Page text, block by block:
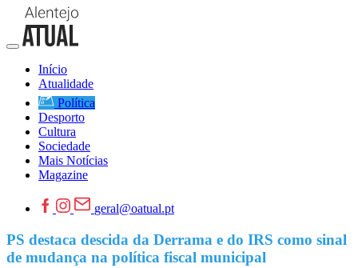
Início
Atualidade
Política
Desporto
Cultura
Sociedade
Mais Notícias
Magazine
geral@oatual.pt
PS destaca descida da Derrama e do IRS como sinal
de mudança na política fiscal municipal